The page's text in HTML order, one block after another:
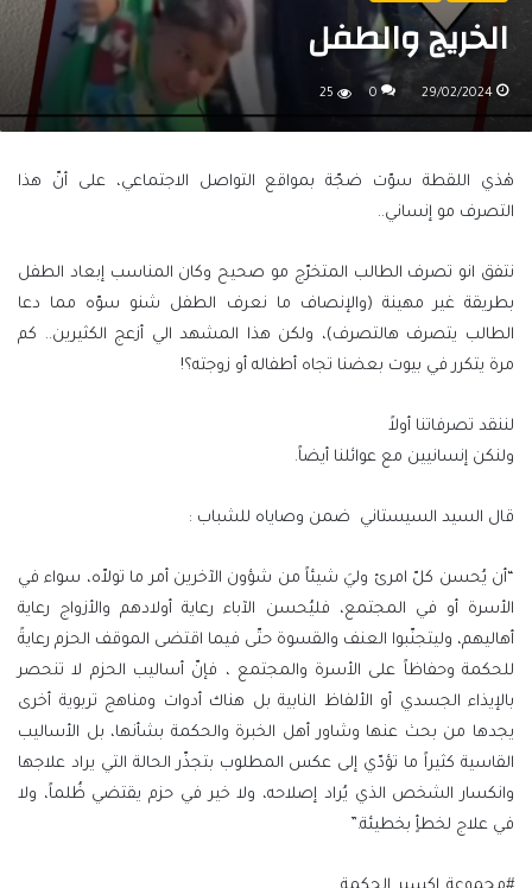
الخريج والطفل
29/02/2024
0
25
هٰذي اللقطة سوّت ضجّة بمواقع التواصل الاجتماعي، على أنّ هذا
التصرف مو إنساني..
نتفق انو تصرف الطالب المتخرّج مو صحيح وكان المناسب إبعاد الطفل
بطريقة غير مهينة (والإنصاف ما نعرف الطفل شنو سوّه مما دعا
الطالب يتصرف هالتصرف)، ولكن هذا المشهد الي أزعج الكثيرين.. كم
مرة يتكرر في بيوت بعضنا تجاه أطفاله أو زوجته؟!
لننقد تصرفاتنا أولاً
ولنكن إنسانيين مع عوائلنا أيضاً.
قال السيد السيستاني ضمن وصاياه للشباب :
“أن يُحسن كلّ امرئ وليَ شيئاً من شؤون الآخرين أمر ما تولاّه، سواء في
الأسرة أو في المجتمع، فليُحسن الآباء رعاية أولادهم والأزواج رعاية
أهاليهم، وليتجنّبوا العنف والقسوة حتّى فيما اقتضى الموقف الحزم رعايةً
للحكمة وحفاظاً على الأسرة والمجتمع ، فإنّ أساليب الحزم لا تنحصر
بالإيذاء الجسدي أو الألفاظ النابية بل هناك أدوات ومناهج تربوية أخرى
يجدها من بحث عنها وشاور أهل الخبرة والحكمة بشأنها، بل الأساليب
القاسية كثيراً ما تؤدّي إلى عكس المطلوب بتجذّر الحالة التي يراد علاجها
وانكسار الشخص الذي يُراد إصلاحه، ولا خير في حزم يقتضي ظُلماً، ولا
في علاج لخطأٍ بخطيئة.”